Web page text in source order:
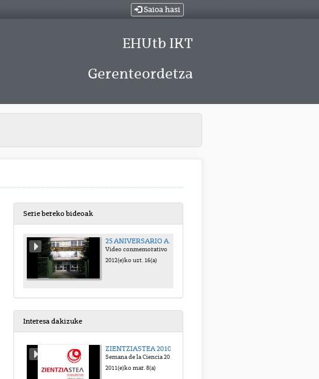
Saioa hasi
EHUtb IKT
Gerenteordetza
Serie bereko bideoak
25 ANIVERSARIO AFD JFK
Video conmemorativo
2012(e)ko uzt. 16(a)
Interesa dakizuke
ZIENTZIASTEA 2010
Semana de la Ciencia 2010
2011(e)ko mar. 8(a)